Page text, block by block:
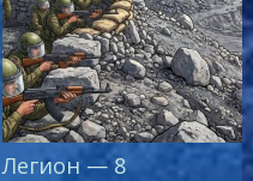
Легион — 8